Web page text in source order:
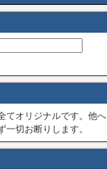
てオリジナルです。他へ
切お断りします。